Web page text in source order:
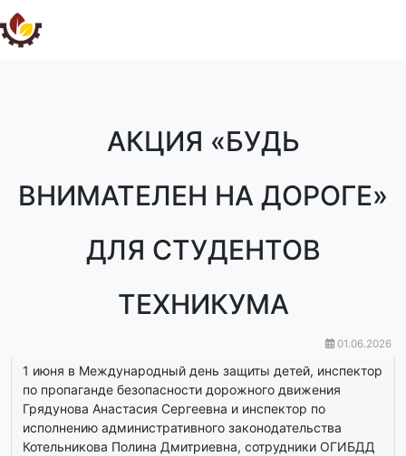
АКЦИЯ «БУДЬ
ВНИМАТЕЛЕН НА ДОРОГЕ»
ДЛЯ СТУДЕНТОВ
ТЕХНИКУМА
01.06.2026
1 июня в Международный день защиты детей, инспектор
по пропаганде безопасности дорожного движения
Грядунова Анастасия Сергеевна и инспектор по
исполнению административного законодательства
Котельникова Полина Дмитриевна, сотрудники ОГИБДД